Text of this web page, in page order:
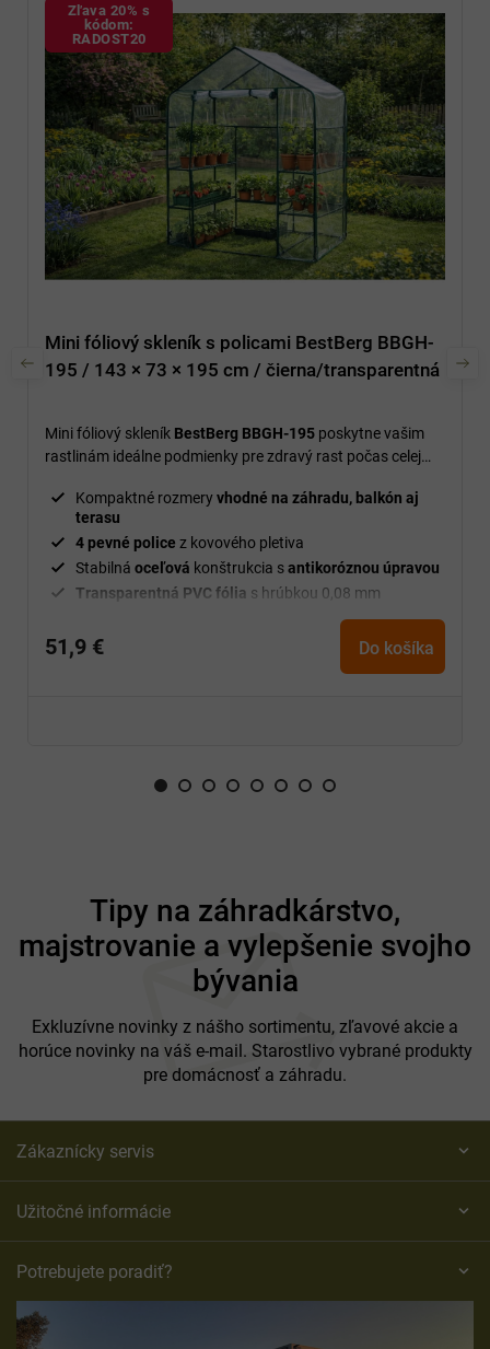
Zľava 20% s
kódom:
RADOST20
Mini fóliový skleník s policami BestBerg BBGH-
195 / 143 × 73 × 195 cm / čierna/transparentná
Mini fóliový skleník BestBerg BBGH-195 poskytne vašim
rastlinám ideálne podmienky pre zdravý rast počas celej
Kompaktné rozmeryvhodné na záhradu, balkón aj
terasu
4 pevné police z kovového pletiva
Stabilná oceľová konštrukcia santikoróznou úpravou
Transparentná PVC fólia s hrúbkou 0,08 mm
pomocou plastových konektorov
51,9 € Do košíka
Tipy na záhradkárstvo,
majstrovanie a vylepšenie svojho
bývania
Exkluzívne novinky z nášho sortimentu, zľavové akcie a
horúce novinky na váš e-mail. Starostlivo vybrané produkty
pre domácnosť a záhradu.
Zákaznícky servis
Užitočné informácie
Potrebujete poradiť?